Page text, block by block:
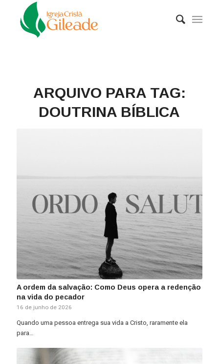
ARQUIVO PARA TAG:
DOUTRINA BÍBLICA
A ordem da salvação: Como Deus opera a redenção
na vida do pecador
16 de junho de 2026
Quando uma pessoa entrega sua vida a Cristo, raramente ela
para…